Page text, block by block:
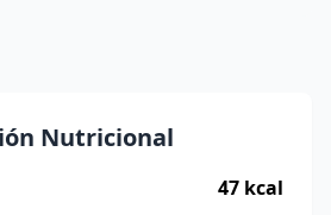
Nutricional
47 kcal